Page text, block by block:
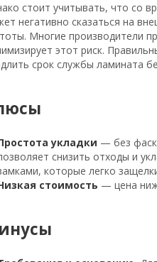
стоит учитывать, что со
негативно сказаться на
Многие производители
этот риск.
срок службы ламината
укладки — без
снизить отходы и
которые легко
стоимость — цена